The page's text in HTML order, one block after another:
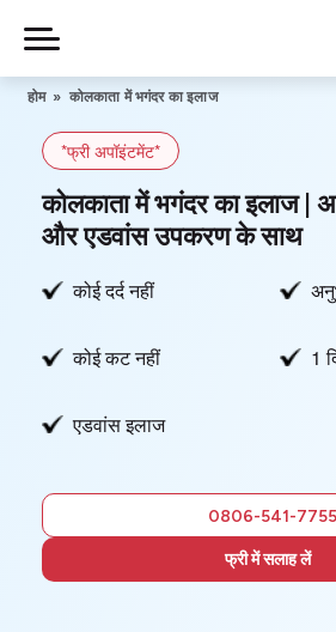
content
Piles
हमारे बारे में
हमसे संपर्क
फ्री में
लें
होम » कोलकाता में भगंदर का इलाज
*फ्री अपॉइंटमेंट*
कोलकाता में भगंदर का इलाज |
और एडवांस उपकरण के साथ
कोई दर्द नहीं
कोई कट नहीं 1
एडवांस इलाज
0806-541-7755
फ्री में सलाह लें